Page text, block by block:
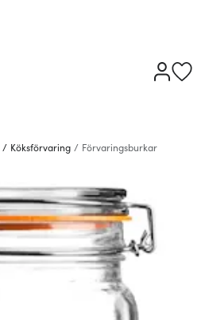
/ Köksförvaring / Förvaringsburkar